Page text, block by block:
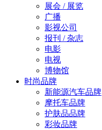
展会 / 展览
广播
影视公司
报刊 / 杂志
电影
电视
博物馆
时尚品牌
新能源汽车品牌
摩托车品牌
护肤品品牌
彩妆品牌